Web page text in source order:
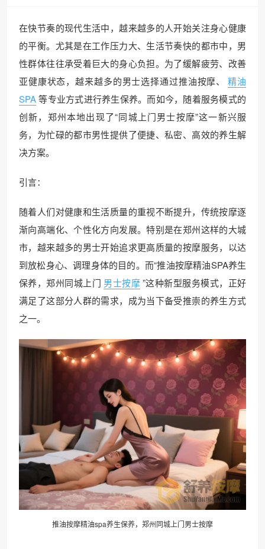
在快节奏的现代生活中，越来越多的人开始关注身心健康
的平衡。尤其是在工作压力大、生活节奏快的都市中，男
性群体往往承受着巨大的身心负担。为了缓解疲劳、改善
亚健康状态，越来越多的男士选择通过推油按摩、
精油
SPA等专业方式进行养生保养。而如今，随着服务模式的
创新，郑州本地出现了“同城上门男士按摩”这一新兴服
务，为忙碌的都市男性提供了便捷、私密、高效的养生解
决方案。
引言：
随着人们对健康和生活质量的重视不断提升，传统按摩逐
渐向高端化、个性化方向发展。特别是在郑州这样的大城
市，越来越多的男士开始追求更高质量的按摩服务，以达
到放松身心、调理身体的目的。而“推油按摩精油SPA养生
保养，郑州同城上门 男士按摩”这种新型服务模式，正好
满足了这部分人群的需求，成为当下备受推崇的养生方式
之一。
推油按摩精油spa养生保养，郑州同城上门男士按摩